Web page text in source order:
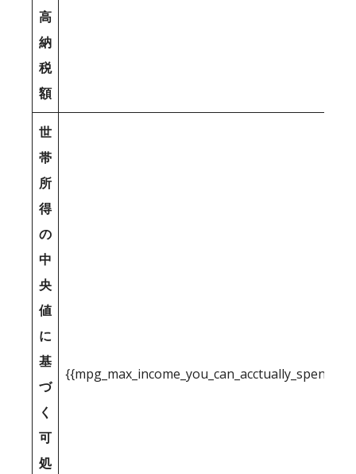
高
納
税
額
世
帯
所
得
の
中
央
値
に
基
づ
く
可
処